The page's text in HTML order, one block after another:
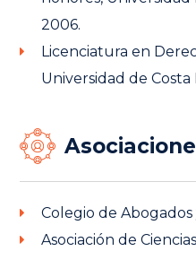
2006.
Licenciatura en
Universidad de Costa
Colegio de Abogados
Asociación de